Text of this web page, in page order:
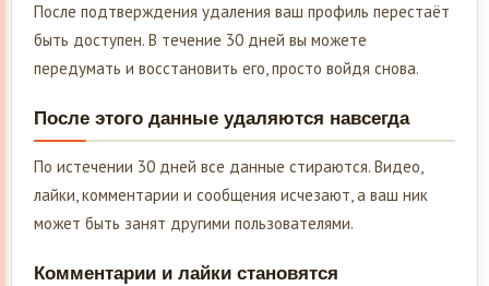
После подтверждения удаления ваш профиль перестаёт
быть доступен. В течение 30 дней вы можете
передумать и восстановить его, просто войдя снова.
После этого данные удаляются навсегда
По истечении 30 дней все данные стираются. Видео,
лайки, комментарии и сообщения исчезают, а ваш ник
может быть занят другими пользователями.
Комментарии и лайки становятся